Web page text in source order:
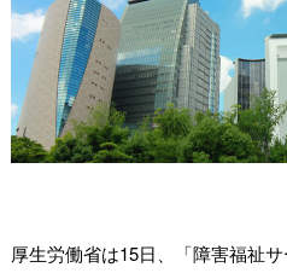
厚生労働省は15日、「障害福祉